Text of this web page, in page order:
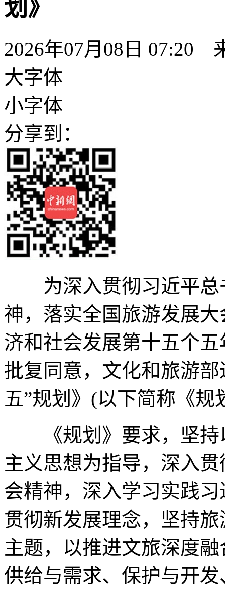
划》
2026年07月08日 07:20
大字体
小字体
分享到：
为深入贯彻习近平总
神，落实全国旅游发展
济和社会发展第十五个
批复同意，文化和旅游
五”规划》(以下简称《规
《规划》要求，坚持
主义思想为指导，深入
会精神，深入学习实践
贯彻新发展理念，坚持
主题，以推进文旅深度
供给与需求、保护与开